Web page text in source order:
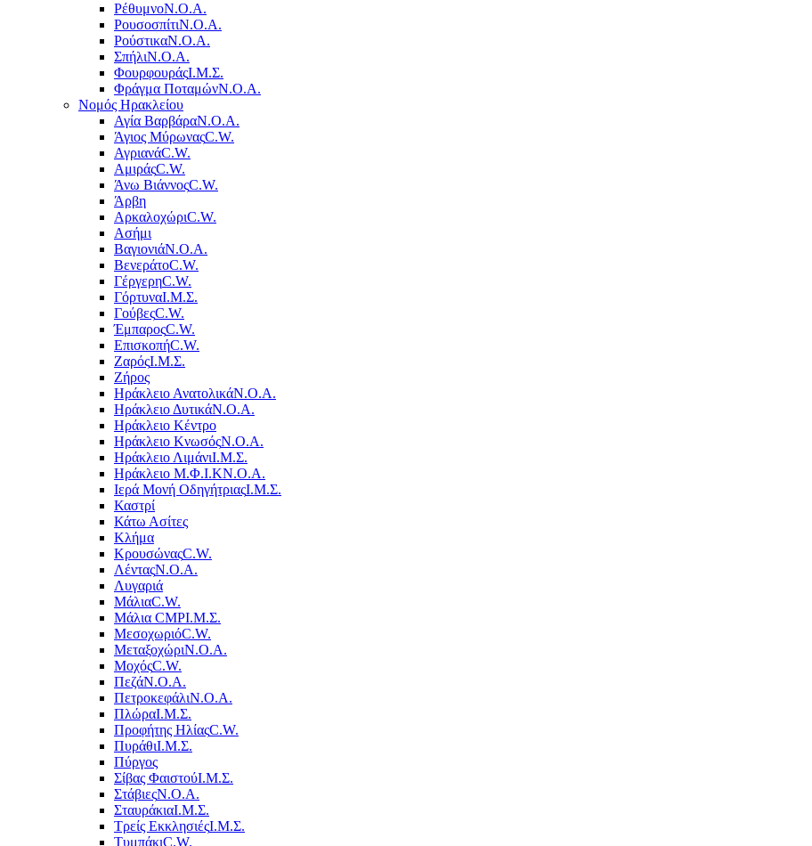
ΡέθυμνοΝ.Ο.Α.
ΡουσοσπίτιΝ.Ο.Α.
ΡούστικαΝ.Ο.Α.
ΣπήλιΝ.Ο.Α.
ΦουρφουράςΙ.Μ.Σ.
Φράγμα ΠοταμώνΝ.Ο.Α.
Νομός Ηρακλείου
Αγία ΒαρβάραΝ.Ο.Α.
Άγιος ΜύρωναςC.W.
ΑγριανάC.W.
ΑμιράςC.W.
Άνω ΒιάννοςC.W.
Άρβη
ΑρκαλοχώριC.W.
Ασήμι
ΒαγιονιάΝ.Ο.Α.
ΒενεράτοC.W.
ΓέργερηC.W.
ΓόρτυναΙ.Μ.Σ.
ΓούβεςC.W.
ΈμπαροςC.W.
ΕπισκοπήC.W.
ΖαρόςΙ.Μ.Σ.
Ζήρος
Ηράκλειο ΑνατολικάΝ.Ο.Α.
Ηράκλειο ΔυτικάΝ.Ο.Α.
Ηράκλειο Κέντρο
Ηράκλειο ΚνωσόςΝ.Ο.Α.
Ηράκλειο ΛιμάνιΙ.Μ.Σ.
Ηράκλειο Μ.Φ.Ι.ΚΝ.Ο.Α.
Ιερά Μονή ΟδηγήτριαςΙ.Μ.Σ.
Καστρί
Κάτω Ασίτες
Κλήμα
ΚρουσώναςC.W.
ΛένταςΝ.Ο.Α.
Λυγαριά
ΜάλιαC.W.
Μάλια CMPΙ.Μ.Σ.
ΜεσοχωριόC.W.
ΜεταξοχώριΝ.Ο.Α.
ΜοχόςC.W.
ΠεζάΝ.Ο.Α.
ΠετροκεφάλιΝ.Ο.Α.
ΠλώραΙ.Μ.Σ.
Προφήτης ΗλίαςC.W.
ΠυράθιΙ.Μ.Σ.
Πύργος
Σίβας ΦαιστούΙ.Μ.Σ.
ΣτάβιεςΝ.Ο.Α.
ΣταυράκιαΙ.Μ.Σ.
Τρείς ΕκκλησιέςΙ.Μ.Σ.
ΤυμπάκιC.W.